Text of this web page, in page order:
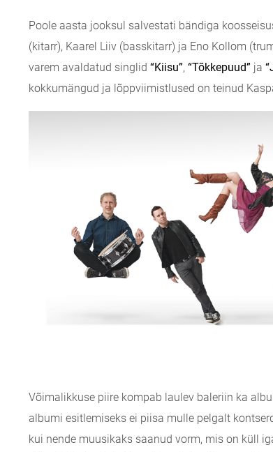
Poole aasta jooksul salvestati bändiga
(kitarr), Kaarel Liiv (basskitarr) ja Eno Kollom
varem avaldatud singlid “Kiisu”, “Tõkkepuud” ja
kokkumängud ja lõppviimistlused on teinud
Võimalikkuse piire kompab laulev baleriin ka
albumi esitlemiseks ei piisa mulle pelgalt
kui nende muusikaks saanud vorm, mis on küll